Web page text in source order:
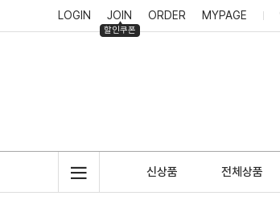
LOGIN JOIN
할인쿠폰
ORDER MYPAGE
신상품 전체상품